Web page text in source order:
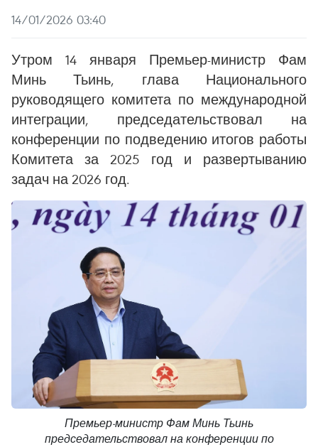
14/01/2026 03:40
Утром 14 января Премьер-министр Фам
Минь Тьинь, глава Национального
руководящего комитета по международной
интеграции, председательствовал на
конференции по подведению итогов работы
Комитета за 2025 год и развертыванию
задач на 2026 год.
Премьер-министр Фам Минь Тьинь
председательствовал на конференции по